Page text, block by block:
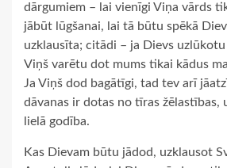
dārgumiem – lai vienīgi Viņa vārds
jābūt lūgšanai, lai tā būtu spēkā
uzklausīta; citādi – ja Dievs
Viņš varētu dot mums tikai kādus
Ja Viņš dod bagātīgi, tad tev arī
dāvanas ir dotas no tīras žēlastības,
lielā godība.
Kas Dievam būtu jādod, uzklausot